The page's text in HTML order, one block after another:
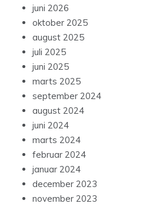
juni 2026
oktober 2025
august 2025
juli 2025
juni 2025
marts 2025
september 2024
august 2024
juni 2024
marts 2024
februar 2024
januar 2024
december 2023
november 2023